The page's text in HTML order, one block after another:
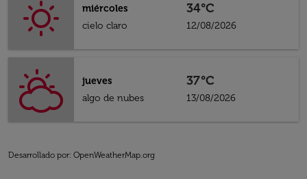
miércoles
cielo claro
34°C
12/08/2026
jueves
algo de nubes
37°C
13/08/2026
Desarrollado por: OpenWeatherMap.org